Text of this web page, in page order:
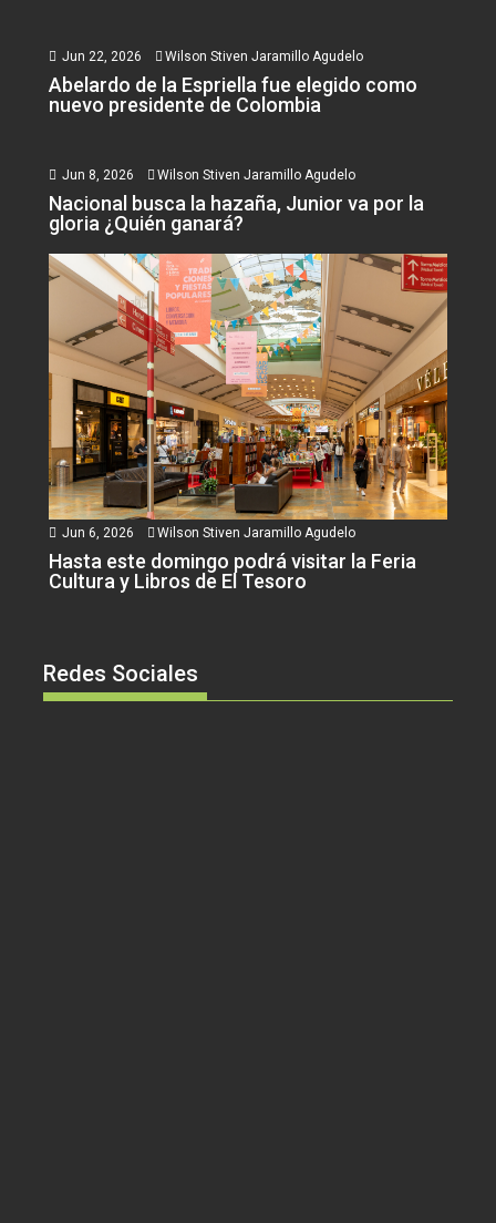
Jun 22, 2026 Wilson Stiven Jaramillo Agudelo
Abelardo de la Espriella fue elegido como
nuevo presidente de Colombia
Jun 8, 2026 Wilson Stiven Jaramillo Agudelo
Nacional busca la hazaña, Junior va por la
gloria ¿Quién ganará?
Jun 6, 2026 Wilson Stiven Jaramillo Agudelo
Hasta este domingo podrá visitar la Feria
Cultura y Libros de El Tesoro
Redes Sociales